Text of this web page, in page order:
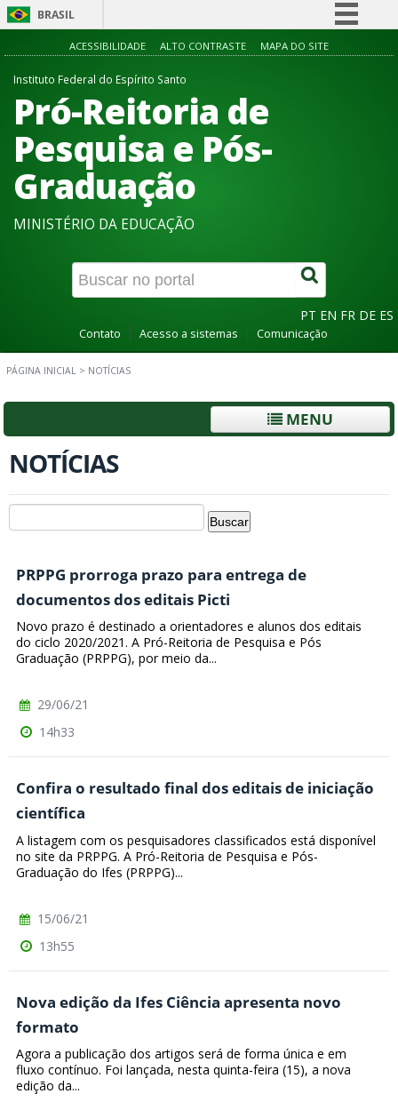
BRASIL
Simplifique!
Acesso à informação
Legislação
ACESSIBILIDADE ALTO CONTRASTE MAPA DO SITE
Instituto Federal do Espírito Santo
Pró-Reitoria de
Pesquisa e Pós-
Graduação
MINISTÉRIO DA EDUCAÇÃO
PT EN FR DE ES
Contato Acesso a sistemas Comunicação
PÁGINA INICIAL > NOTÍCIAS
MENU
NOTÍCIAS
PRPPG prorroga prazo para entrega de
documentos dos editais Picti
Novo prazo é destinado a orientadores e alunos dos editais
do ciclo 2020/2021. A Pró-Reitoria de Pesquisa e Pós
Graduação (PRPPG), por meio da...
29/06/21
14h33
Confira o resultado final dos editais de iniciação
científica
A listagem com os pesquisadores classificados está disponível
no site da PRPPG. A Pró-Reitoria de Pesquisa e Pós-
Graduação do Ifes (PRPPG)...
15/06/21
13h55
Nova edição da Ifes Ciência apresenta novo
formato
Agora a publicação dos artigos será de forma única e em
fluxo contínuo. Foi lançada, nesta quinta-feira (15), a nova
edição da...